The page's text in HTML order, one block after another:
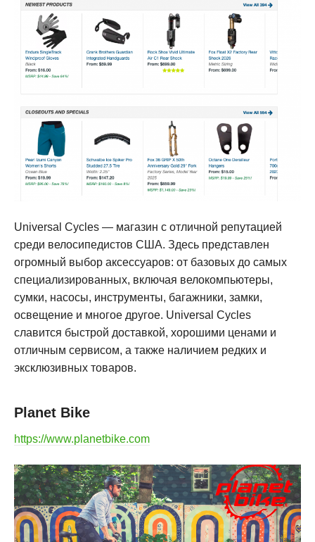
Universal Cycles — магазин с отличной репутацией
среди велосипедистов США. Здесь представлен
огромный выбор аксессуаров: от базовых до самых
специализированных, включая велокомпьютеры,
сумки, насосы, инструменты, багажники, замки,
освещение и многое другое. Universal Cycles
славится быстрой доставкой, хорошими ценами и
отличным сервисом, а также наличием редких и
эксклюзивных товаров.
Planet Bike
https://www.planetbike.com